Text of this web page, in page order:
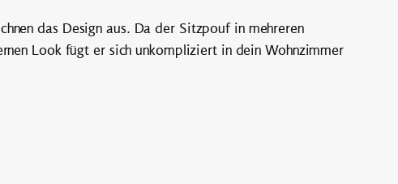
das Design aus. Da der Sitzpouf in mehreren
Look fügt er sich unkompliziert in dein Wohnzimmer